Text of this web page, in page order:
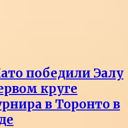
победили Эалу
круге
в Торонто в